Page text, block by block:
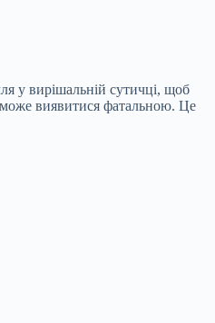
у вирішальній сутичці, щоб
може виявитися фатальною. Це